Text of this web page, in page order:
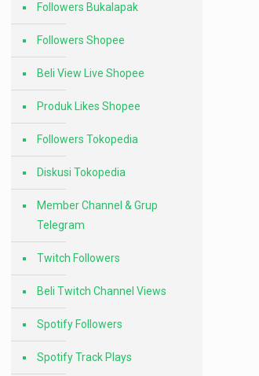
Followers Bukalapak
Followers Shopee
Beli View Live Shopee
Produk Likes Shopee
Followers Tokopedia
Diskusi Tokopedia
Member Channel & Grup
Telegram
Twitch Followers
Beli Twitch Channel Views
Spotify Followers
Spotify Track Plays